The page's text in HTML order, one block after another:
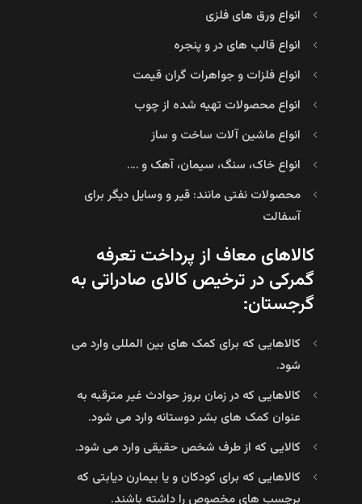
انواع ورق های فلزی
انواع قالب های در و پنجره
انواع فلزات و جواهرات گران قیمت
انواع محصولات تهیه شده از چوب
انواع ماشین آلات ساخت و ساز
انواع خاک، سنگ، سیمان، آهک و ….
محصولات نفتی مانند: قیر و وسایل دیگر برای
آسفالت
کالاهای معاف از پرداخت تعرفه
گمرکی در ترخیص کالای صادراتی به
گرجستان:
کالاهایی که برای کمک های بین المللی وارد می
شود.
کالاهایی که در زمان بروز حوادث غیر مترقبه به
عنوان کمک های بشر دوستانه وارد می شود.
کالایی که از طرف شخص حقیقی وارد می شود.
کالاهایی که برای کودکان و یا بیمارن دیابتی که
برچسب های مخصوص را داشته باشند.